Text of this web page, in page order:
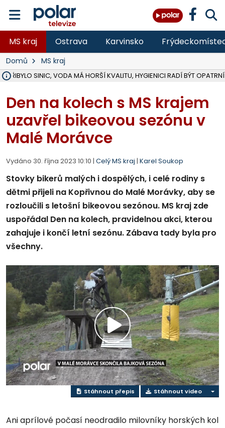
MS kraj Ostrava Karvinsko
Domů MS kraj
PŘIBYLO SINIC, VODA MÁ HORŠÍ KVALITU, HYGIENICI RADÍ BÝT OPATRNÍ
Den na kolech s MS krajem
uzavřel bikeovou sezónu v
Malé Morávce
Vydáno 30. října 2023 10:10 | Celý MS kraj | Karel Soukop
Stovky bikerů malých i dospělých, i celé rodiny s
dětmi přijeli na Kopřivnou do Malé Morávky, aby se
rozloučili s letošní bikeovou sezónou. MS kraj zde
uspořádal Den na kolech, pravidelnou akci, kterou
zahajuje i končí letní sezónu. Zábava tady byla pro
všechny.
Přehrát
video
Stáhnout přepis Stáhnout video
Ani aprílové počasí neodradilo milovníky horských kol